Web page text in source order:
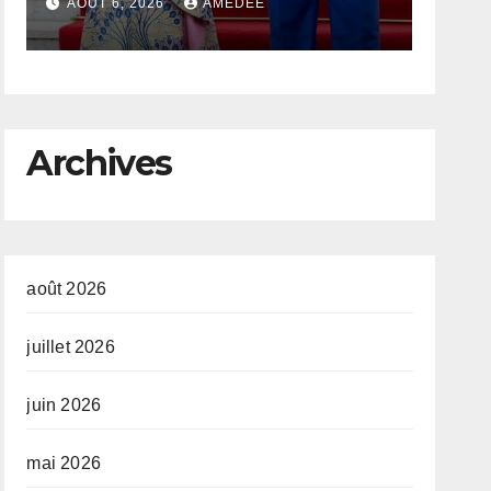
AOÛT 6, 2026 AMEDEE
Archives
août 2026
juillet 2026
juin 2026
mai 2026